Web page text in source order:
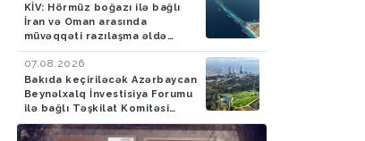
KİV: Hörmüz boğazı ilə bağlı
İran və Oman arasında
müvəqqəti razılaşma əldə
olunub
07.08.2026
Bakıda keçiriləcək Azərbaycan
Beynəlxalq İnvestisiya Forumu
ilə bağlı Təşkilat Komitəsi
yaradılıb